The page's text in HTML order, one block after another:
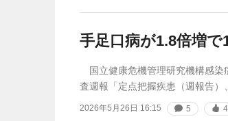
手足口病が1.8倍増で
国立健康危機管理研究機構感染
査週報「定点把握疾患（週報告
2026年5月26日 16:15 5